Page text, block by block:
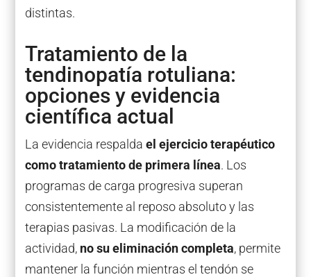
distintas.
Tratamiento de la
tendinopatía rotuliana:
opciones y evidencia
científica actual
La evidencia respalda el ejercicio terapéutico
como tratamiento de primera línea. Los
programas de carga progresiva superan
consistentemente al reposo absoluto y las
terapias pasivas. La modificación de la
actividad, no su eliminación completa, permite
mantener la función mientras el tendón se